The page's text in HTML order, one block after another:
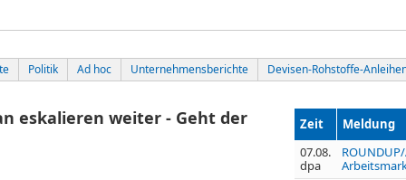
Politik Ad hoc Unternehmensberichte Devisen-Rohstoffe-
eskalieren weiter - Geht der Zeit
Meldung
07.08.
dpa